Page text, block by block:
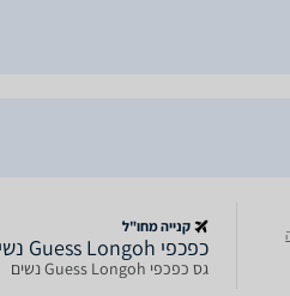
קנייה מחו"ל
כפכפי Guess Longoh נשים - שחור, 40
גס כפכפי Guess Longoh נשים